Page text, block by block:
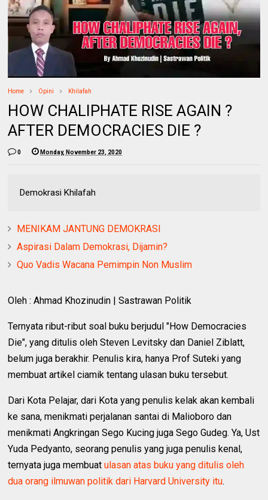
Home Opini Khilafah
HOW CHALIPHATE RISE AGAIN ?
AFTER DEMOCRACIES DIE ?
0 Monday, November 23, 2020
Demokrasi Khilafah
MENIKAM JANTUNG DEMOKRASI
Aspirasi Dalam Demokrasi, Dijamin?
Quo Vadis Wacana Pemimpin Non Muslim
Oleh : Ahmad Khozinudin | Sastrawan Politik
Ternyata ribut-ribut soal buku berjudul "How Democracies
Die", yang ditulis oleh Steven Levitsky dan Daniel Ziblatt,
belum juga berakhir. Penulis kira, hanya Prof Suteki yang
membuat artikel ciamik tentang ulasan buku tersebut.
Dari Kota Pelajar, dari Kota yang penulis kelak akan kembali
ke sana, menikmati perjalanan santai di Malioboro dan
menikmati Angkringan Sego Kucing juga Sego Gudeg. Ya, Ust
Yuda Pedyanto, seorang penulis yang juga penulis kenal,
ternyata juga membuatulasan atas buku yang ditulis oleh
dua orang ilmuwan politik dari Harvard University itu.